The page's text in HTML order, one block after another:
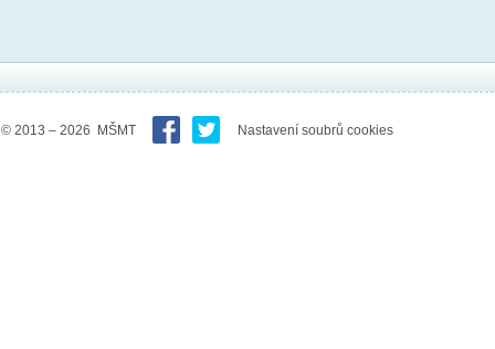
© 2013 – 2026 MŠMT Nastavení soubrů cookies